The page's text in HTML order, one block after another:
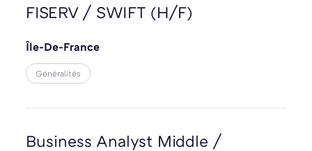
FISERV / SWIFT (H/F)
Île-De-France
Généralités
Business Analyst Middle /